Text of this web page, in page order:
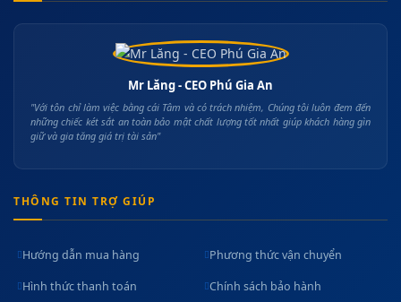
Mr Lăng - CEO Phú Gia An
"Với tôn chỉ làm việc bằng cái Tâm và có trách nhiệm, Chúng tôi luôn đem đến
những chiếc két sắt an toàn bảo mật chất lượng tốt nhất giúp khách hàng gìn
giữ và gia tăng giá trị tài sản"
THÔNG TIN TRỢ GIÚP
Hướng dẫn mua hàng Phương thức vận chuyển
Hình thức thanh toán Chính sách bảo hành